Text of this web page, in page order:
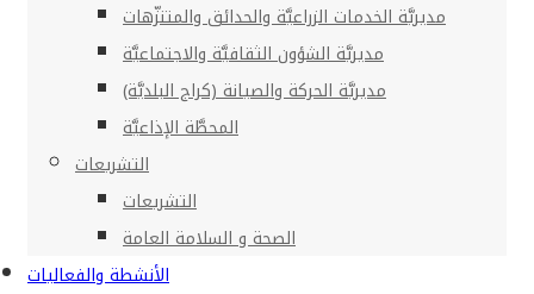
مديريَّة الخدمات الزراعيَّة والحدائق والمتنزّهات
مديريَّة الشؤون الثقافيَّة والاجتماعيَّة
مديريَّة الحركة والصيانة (كراج البلديَّة)
المحطَّة الإذاعيَّة
التشريعات
التشريعات
الصحة و السلامة العامة
الأنشطة والفعاليات